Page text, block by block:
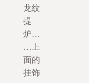
龙纹
提
炉…
…上
面的
挂饰